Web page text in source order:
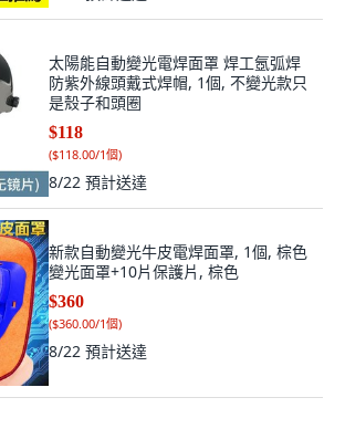
太陽能自動變光電焊面罩 焊工氬弧焊
防紫外線頭戴式焊帽, 1個, 不變光款只
是殼子和頭圈
$118
($118.00/1個)
8/22 預計送達
新款自動變光牛皮電焊面罩, 1個, 棕色
變光面罩+10片保護片, 棕色
$360
($360.00/1個)
8/22 預計送達